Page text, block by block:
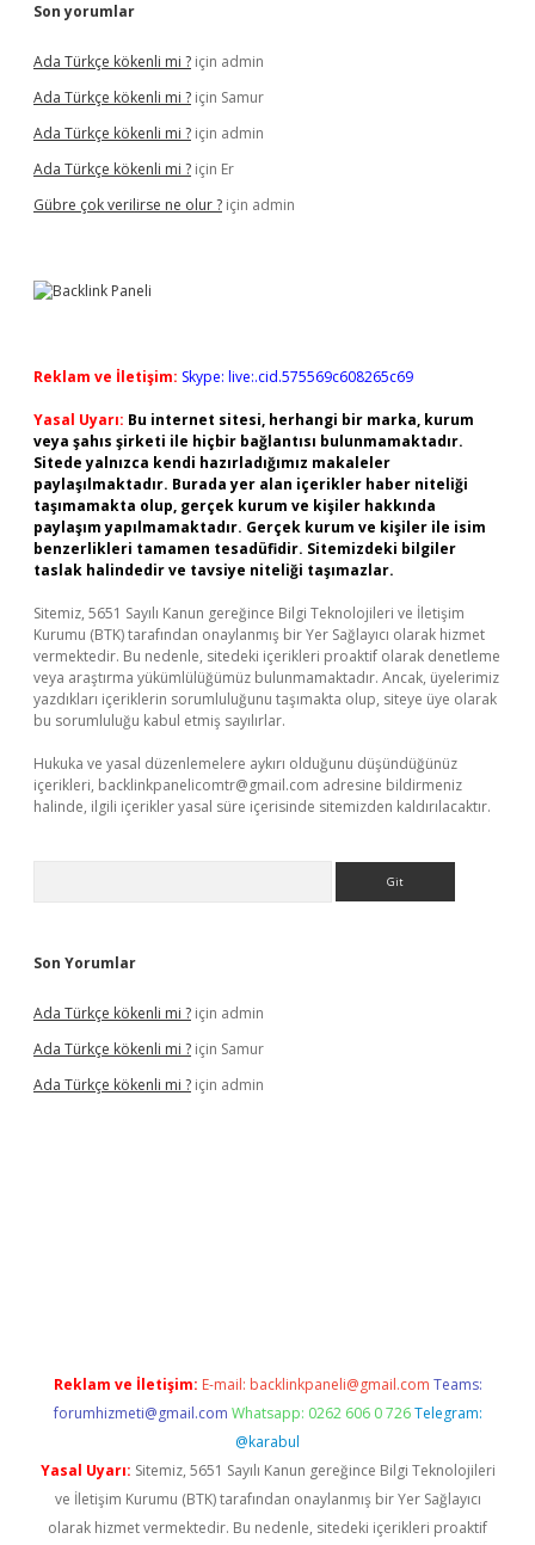
Son yorumlar
Ada Türkçe kökenli mi ? için admin
Ada Türkçe kökenli mi ? için Samur
Ada Türkçe kökenli mi ? için admin
Ada Türkçe kökenli mi ? için Er
Gübre çok verilirse ne olur ? için admin
Reklam ve İletişim: Skype: live:.cid.575569c608265c69
Yasal Uyarı: Bu internet sitesi, herhangi bir marka, kurum
veya şahıs şirketi ile hiçbir bağlantısı bulunmamaktadır.
Sitede yalnızca kendi hazırladığımız makaleler
paylaşılmaktadır. Burada yer alan içerikler haber niteliği
taşımamakta olup, gerçek kurum ve kişiler hakkında
paylaşım yapılmamaktadır. Gerçek kurum ve kişiler ile isim
benzerlikleri tamamen tesadüfidir. Sitemizdeki bilgiler
taslak halindedir ve tavsiye niteliği taşımazlar.
Sitemiz, 5651 Sayılı Kanun gereğince Bilgi Teknolojileri ve İletişim
Kurumu (BTK) tarafından onaylanmış bir Yer Sağlayıcı olarak hizmet
vermektedir. Bu nedenle, sitedeki içerikleri proaktif olarak denetleme
veya araştırma yükümlülüğümüz bulunmamaktadır. Ancak, üyelerimiz
yazdıkları içeriklerin sorumluluğunu taşımakta olup, siteye üye olarak
bu sorumluluğu kabul etmiş sayılırlar.
Hukuka ve yasal düzenlemelere aykırı olduğunu düşündüğünüz
içerikleri, backlinkpanelicomtr@gmail.com adresine bildirmeniz
halinde, ilgili içerikler yasal süre içerisinde sitemizden kaldırılacaktır.
Son Yorumlar
Ada Türkçe kökenli mi ? için admin
Ada Türkçe kökenli mi ? için Samur
Ada Türkçe kökenli mi ? için admin
Reklam ve İletişim: E-mail: backlinkpaneli@gmail.com Teams:
forumhizmeti@gmail.com Whatsapp: 0262 606 0 726 Telegram:
@karabul
Yasal Uyarı: Sitemiz, 5651 Sayılı Kanun gereğince Bilgi Teknolojileri
ve İletişim Kurumu (BTK) tarafından onaylanmış bir Yer Sağlayıcı
olarak hizmet vermektedir. Bu nedenle, sitedeki içerikleri proaktif